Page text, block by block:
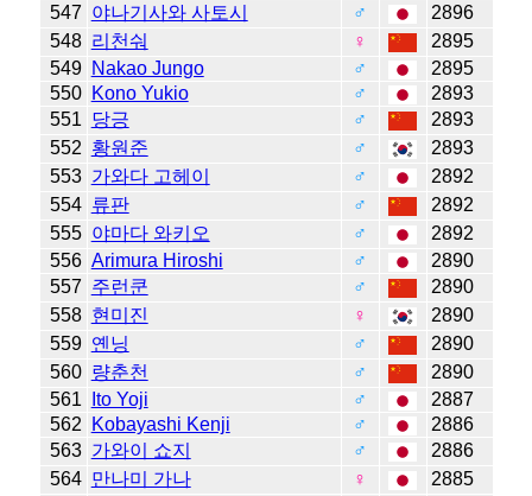
547 야나기사와 사토시 ♂
2896
548 리천숴 ♀
2895
549 Nakao Jungo ♂
2895
550 Kono Yukio ♂
2893
551 당긍 ♂
2893
552 황원준 ♂
2893
553 가와다 고헤이 ♂
2892
554 류판 ♂
2892
555 야마다 와키오 ♂
2892
556 Arimura Hiroshi ♂
2890
557 주런쿤 ♂
2890
558 현미진 ♀
2890
559 옌닝 ♂
2890
560 량춘천 ♂
2890
561
Ito Yoji ♂
2887
562
Kobayashi Kenji ♂
2886
563 가와이 쇼지 ♂
2886
564 만나미 가나 ♀
2885